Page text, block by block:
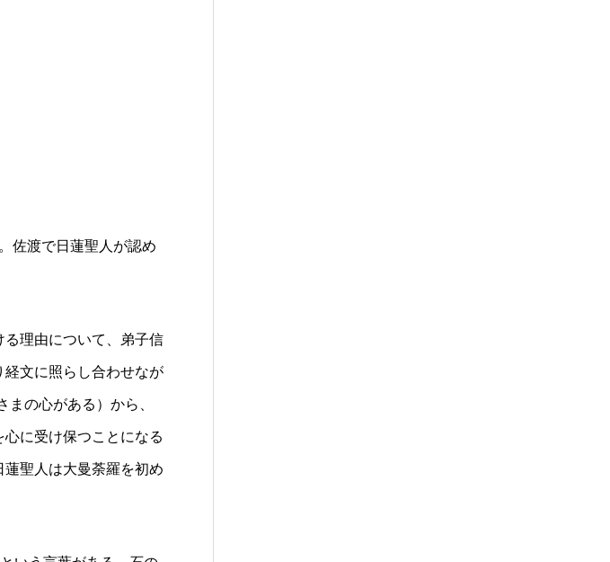
佐渡で日蓮聖人が認め
る理由について、弟子信
文に照らし合わせなが
の心がある）から、
に受け保つことになる
聖人は大曼荼羅を初め